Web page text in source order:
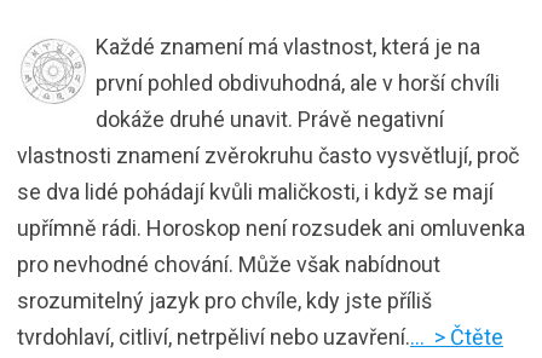
Každé znamení má vlastnost, která je na
první pohled obdivuhodná, ale v horší chvíli
dokáže druhé unavit. Právě negativní
vlastnosti znamení zvěrokruhu často vysvětlují, proč
se dva lidé pohádají kvůli maličkosti, i když se mají
upřímně rádi. Horoskop není rozsudek ani omluvenka
pro nevhodné chování. Může však nabídnout
srozumitelný jazyk pro chvíle, kdy jste příliš
tvrdohlaví, citliví, netrpěliví nebo uzavření.… > Čtěte